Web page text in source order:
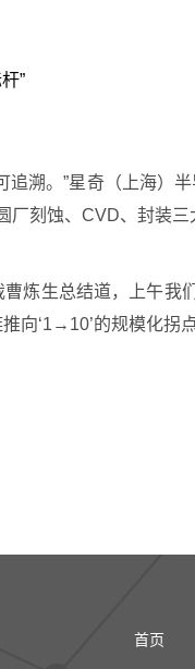
”
追溯。”星奇（上海）
厂刻蚀、CVD、封装
炼生总结道，上午我
向‘1→10’的规模化
首页